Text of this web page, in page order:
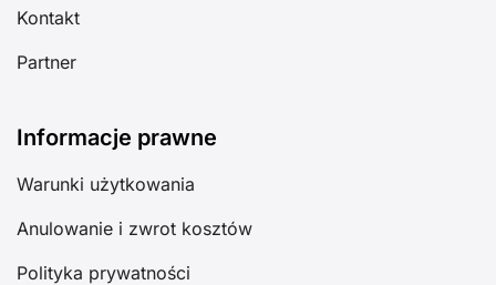
Kontakt
Partner
Informacje prawne
Warunki użytkowania
Anulowanie i zwrot kosztów
Polityka prywatności